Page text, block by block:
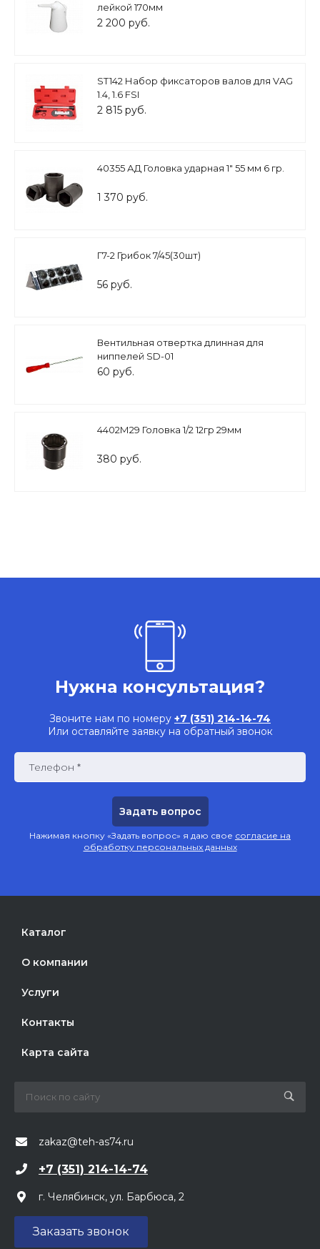
лейкой 170мм
2 200 руб.
ST142 Набор фиксаторов валов для VAG
1.4, 1.6 FSI
2 815 руб.
40355 АД Головка ударная 1" 55 мм 6 гр.
1 370 руб.
Г7-2 Грибок 7/45(30шт)
56 руб.
Вентильная отвертка длинная для
ниппелей SD-01
60 руб.
4402М29 Головка 1/2 12гр 29мм
380 руб.
Нужна консультация?
Звоните нам по номеру +7 (351) 214-14-74
Или оставляйте заявку на обратный звонок
Телефон *
Нажимая кнопку «Задать вопрос» я даю свое согласие на
обработку персональных данных
Каталог
О компании
Услуги
Контакты
Карта сайта
zakaz@teh-as74.ru
+7 (351) 214-14-74
г. Челябинск, ул. Барбюса, 2
Заказать звонок